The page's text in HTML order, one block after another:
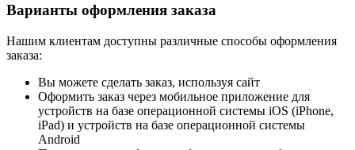
Варианты оформления заказа
Нашим клиентам доступны различные способы оформления
заказа:
Вы можете сделать заказ, используя сайт
Оформить заказ через мобильное приложение для
устройств на базе операционной системы iOS (iPhone,
iPad) и устройств на базе операционной системы
Android